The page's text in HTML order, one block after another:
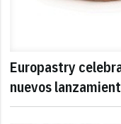
Europastry
nuevos